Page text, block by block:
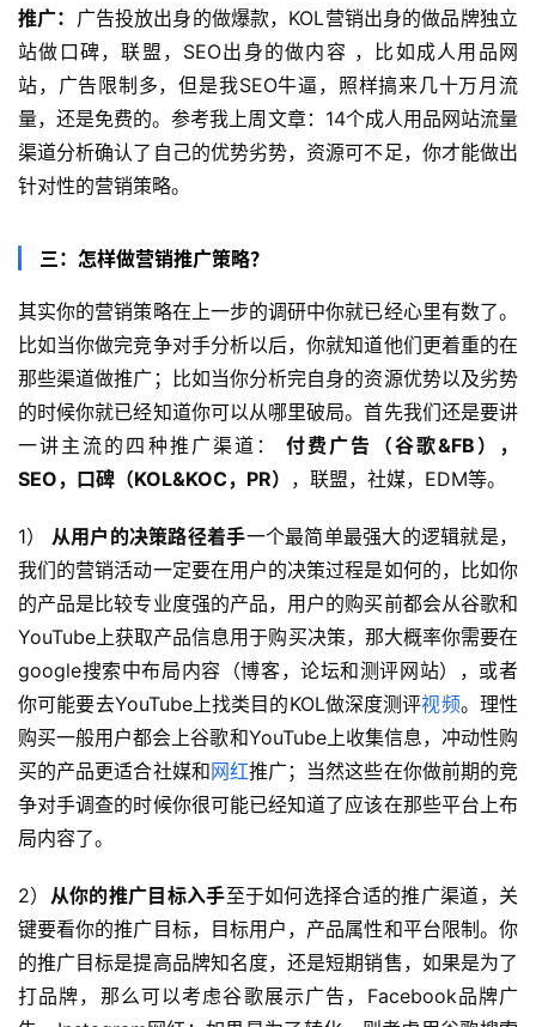
首
页
推
广
运
营
实
推广： 广告投放出身的做爆款，KOL营销出身的做品牌独立
站做口碑，联盟，SEO出身的做内容 ，比如成人用品网
站，广告限制多，但是我SEO牛逼，照样搞来几十万月流
量，还是免费的。参考我上周文章：14个成人用品网站流量
渠道分析确认了自己的优势劣势，资源可不足，你才能做出
针对性的营销策略。
三：怎样做营销推广策略？
其实你的营销策略在上一步的调研中你就已经心里有数了。
比如当你做完竞争对手分析以后，你就知道他们更着重的在
那些渠道做推广；比如当你分析完自身的资源优势以及劣势
的时候你就已经知道你可以从哪里破局。首先我们还是要讲
一讲主流的四种推广渠道： 付费广告（谷歌&FB），
SEO，口碑（KOL&KOC，PR） ，联盟，社媒，EDM等。
1） 从用户的决策路径着手一个最简单最强大的逻辑就是，
我们的营销活动一定要在用户的决策过程是如何的，比如你
的产品是比较专业度强的产品，用户的购买前都会从谷歌和
YouTube上获取产品信息用于购买决策，那大概率你需要在
google搜索中布局内容（博客，论坛和测评网站），或者
你可能要去YouTube上找类目的KOL做深度测评视频。理性
购买一般用户都会上谷歌和YouTube上收集信息，冲动性购
买的产品更适合社媒和网红推广；当然这些在你做前期的竞
争对手调查的时候你很可能已经知道了应该在那些平台上布
局内容了。
2） 从你的推广目标入手至于如何选择合适的推广渠道，关
键要看你的推广目标，目标用户，产品属性和平台限制。你
的推广目标是提高品牌知名度，还是短期销售，如果是为了
打品牌，那么可以考虑谷歌展示广告，Facebook品牌广